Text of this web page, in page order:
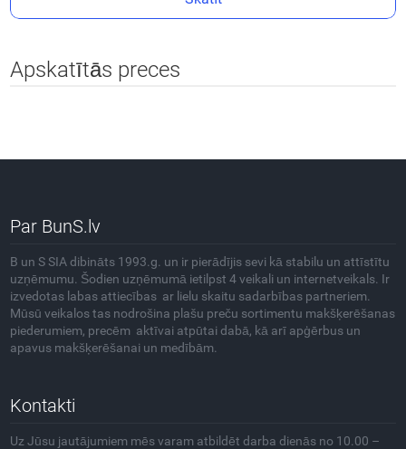
Apskatītās preces
Par BunS.lv
B un S SIA dibināts 1993.g. un ir pierādījis sevi kā stabilu un attīstītu
uzņēmumu. Šodien uzņēmumā ietilpst 4 veikali un internetveikals. Ir
izvedotas labas attiecības ar lielu skaitu sadarbības partneriem.
Mūsū veikalos tas nodrošina plašu preču sortimentu makšķerēšanas
piederumiem, precēm aktīvai atpūtai dabā, kā arī apģērbus un
apavus makšķerēšanai un medībām.
Kontakti
Uz Jūsu jautājumiem mēs varam atbildēt darba dienās no 10.00 –